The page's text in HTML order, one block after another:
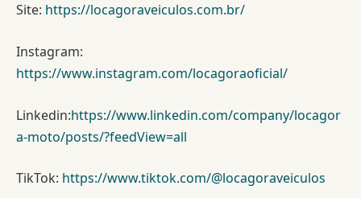
Site: https://locagoraveiculos.com.br/
Instagram:
https://www.instagram.com/locagoraoficial/
Linkedin:https://www.linkedin.com/company/locagor
a-moto/posts/?feedView=all
TikTok: https://www.tiktok.com/@locagoraveiculos